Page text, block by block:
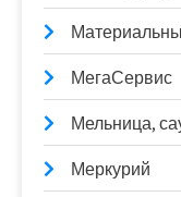
МегаСервис
Мельница,
Меркурий